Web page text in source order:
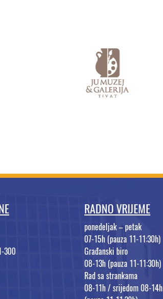
300
RADNO VRIJEME
ponedeljak – petak
07-15h (pauza 11-11:30h)
Građanski biro
08-13h (pauza 11-11:30h)
Rad sa strankama
08-11h / srijedom 08-14h